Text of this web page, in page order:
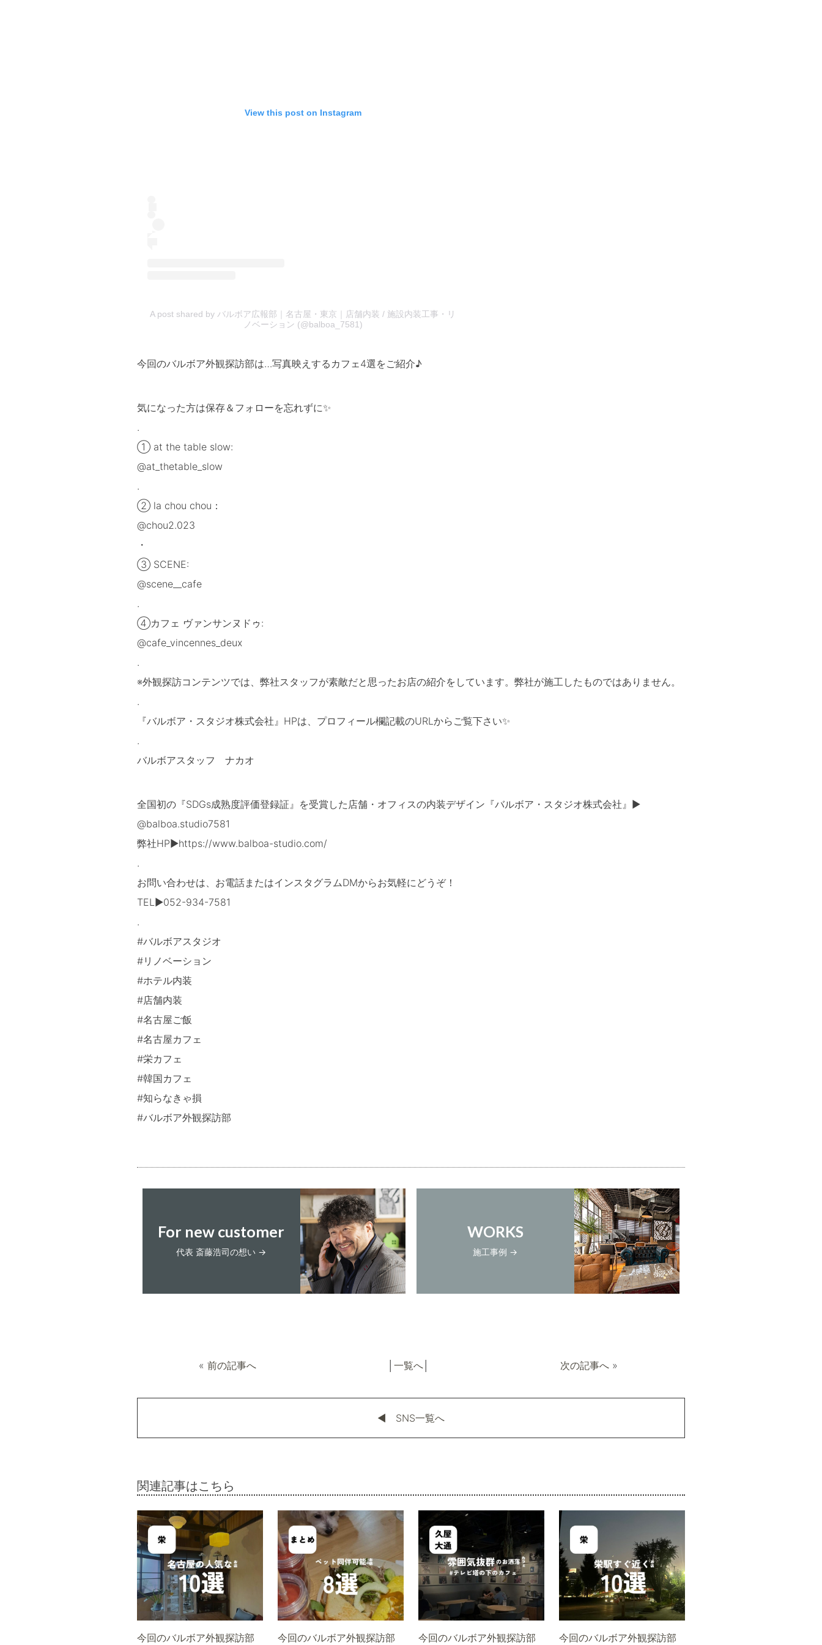
View this post on Instagram
A post shared by バルボア広報部｜名古屋・東京｜店舗内装 / 施設内装工事・リ
ノベーション (@balboa_7581)
今回のバルボア外観探訪部は…写真映えするカフェ4選をご紹介♪
気になった方は保存＆フォローを忘れずに✨
.
① at the table slow:
@at_thetable_slow
.
② la chou chou：
@chou2.023
・
③ SCENE:
@scene__cafe
.
④カフェ ヴァンサンヌドゥ:
@cafe_vincennes_deux
.
※外観探訪コンテンツでは、弊社スタッフが素敵だと思ったお店の紹介をしています。弊社が施工したものではありません。
.
『バルボア・スタジオ株式会社』HPは、プロフィール欄記載のURLからご覧下さい✨
.
バルボアスタッフ ナカオ
全国初の『SDGs成熟度評価登録証』を受賞した店舗・オフィスの内装デザイン『バルボア・スタジオ株式会社』▶
@balboa.studio7581
弊社HP▶https://www.balboa-studio.com/
.
お問い合わせは、お電話またはインスタグラムDMからお気軽にどうぞ！
TEL▶052-934-7581
.
#バルボアスタジオ
#リノベーション
#ホテル内装
#店舗内装
#名古屋ご飯
#名古屋カフェ
#栄カフェ
#韓国カフェ
#知らなきゃ損
#バルボア外観探訪部
For new customer
代表 斎藤浩司の想い →
WORKS
施工事例 →
« 前の記事へ 一覧へ│ 次の記事へ »
◀︎ SNS一覧へ
関連記事はこちら
今回のバルボア外観探訪部 今回のバルボア外観探訪部 今回のバルボア外観探訪部 今回のバルボア外観探訪部